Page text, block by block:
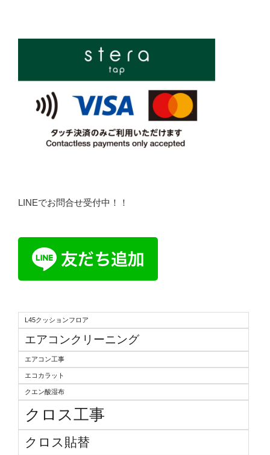
LINEでお問合せ受付中！！
L45クッションフロア
エアコンクリーニング
エアコン工事
エコカラット
クエン酸湿布
クロス工事
クロス貼替